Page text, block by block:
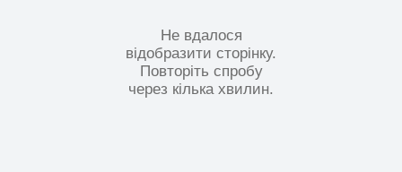
Не вдалося
відобразити сторінку.
Повторіть спробу
через кілька хвилин.